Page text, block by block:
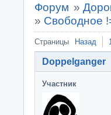
Форум »
» Свободное
Страницы Назад
Doppelganger
Участник